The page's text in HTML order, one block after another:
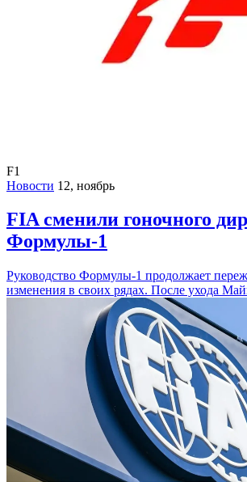
F1
Новости 12, ноябрь
FIA сменили гоночного
Формулы-1
Руководство Формулы-1 продолжает
изменения в своих рядах. После ухода